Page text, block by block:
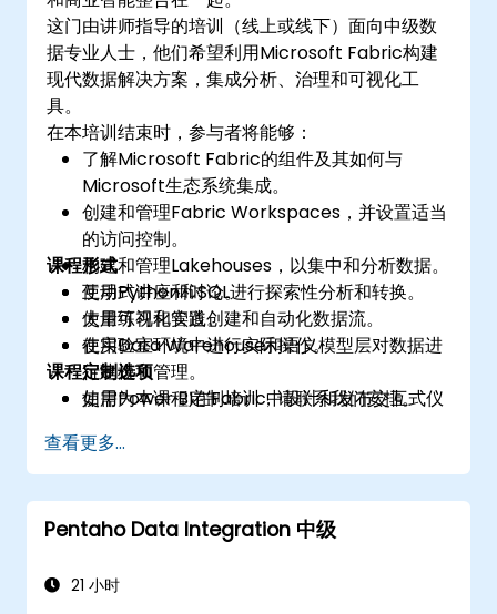
这门由讲师指导的培训（线上或线下）面向中级数
据专业人士，他们希望利用Microsoft Fabric构建
现代数据解决方案，集成分析、治理和可视化工
具。
在本培训结束时，参与者将能够：
了解Microsoft Fabric的组件及其如何与
Microsoft生态系统集成。
创建和管理Fabric Workspaces，并设置适当
的访问控制。
构建和管理Lakehouses，以集中和分析数据。
使用Python和SQL进行探索性分析和转换。
使用可视化管道创建和自动化数据流。
使用Data Warehouse和语义模型层对数据进
行建模和管理。
使用Power BI在Fabric中设计和发布交互式仪
课程形式
互动式讲座和讨论。
大量练习和实践。
在实验室环境中进行实际操作。
课程定制选项
如需为本课程定制培训，请联系我们安排。
查看更多...
Pentaho Data Integration 中级
21 小时